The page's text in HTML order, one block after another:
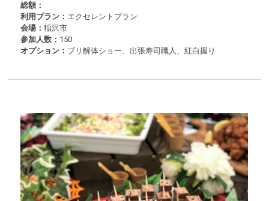
総額：
利用プラン： エクセレントプラン
会場：稲沢市
参加人数： 150
オプション： ブリ解体ショー、出張寿司職人、紅白握り